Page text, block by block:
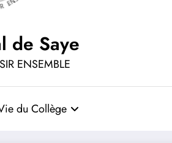
de Saye
ENSEMBLE
du Collège